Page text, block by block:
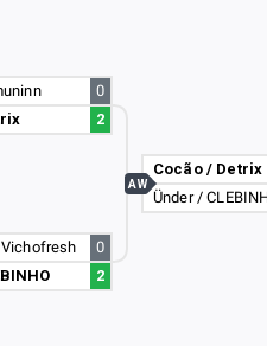
0
2
0
2
Cocão / Detrix
Ünder /
AW